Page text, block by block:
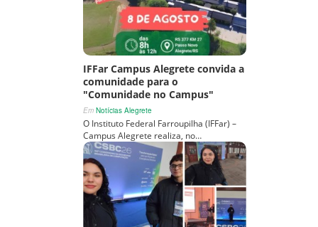
IFFar Campus Alegrete convida a
comunidade para o
"Comunidade no Campus"
Em Notícias Alegrete
O Instituto Federal Farroupilha (IFFar) –
Campus Alegrete realiza, no…